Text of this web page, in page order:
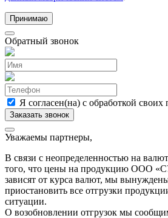
Принимаю
Обратный звонок
Я согласен(на) с обработкой
Уважаемы партнеры,
В связи с неопределенностью на
того, что цены на продукцию ООО
зависят от курса валют, мы
приостановить все отгрузки
ситуации.
О возобновлении отгрузок мы